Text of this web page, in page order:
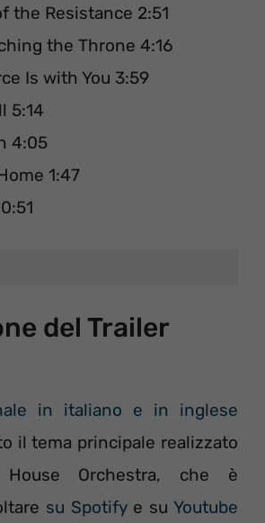
the Resistance 2:51
the Throne 4:16
Is with You 3:59
5:14
4:05
1:47
del Trailer
in italiano e in inglese
il tema principale realizzato
Orchestra, che è
su Spotifye suYoutube